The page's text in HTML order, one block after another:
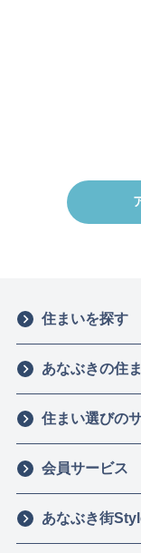
住まいを探す
あなぶきの住
住まい選びの
会員サービス
あなぶき街